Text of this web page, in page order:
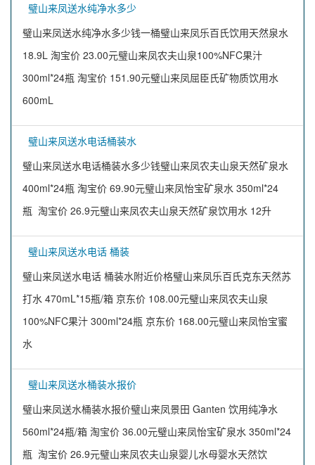
璧山来凤送水纯净水多少
璧山来凤送水纯净水多少钱一桶璧山来凤乐百氏饮用天然泉水
18.9L 淘宝价 23.00元璧山来凤农夫山泉100%NFC果汁
300ml*24瓶 淘宝价 151.90元璧山来凤屈臣氏矿物质饮用水
600mL
璧山来凤送水电话桶装水
璧山来凤送水电话桶装水多少钱璧山来凤农夫山泉天然矿泉水
400ml*24瓶 淘宝价 69.90元璧山来凤怡宝矿泉水 350ml*24
瓶 淘宝价 26.9元璧山来凤农夫山泉天然矿泉饮用水 12升
璧山来凤送水电话 桶装
璧山来凤送水电话 桶装水附近价格璧山来凤乐百氏克东天然苏
打水 470mL*15瓶/箱 京东价 108.00元璧山来凤农夫山泉
100%NFC果汁 300ml*24瓶 京东价 168.00元璧山来凤怡宝蜜
水
璧山来凤送水桶装水报价
璧山来凤送水桶装水报价璧山来凤景田 Ganten 饮用纯净水
560ml*24瓶/箱 淘宝价 36.00元璧山来凤怡宝矿泉水 350ml*24
瓶 淘宝价 26.9元璧山来凤农夫山泉婴儿水母婴水天然饮